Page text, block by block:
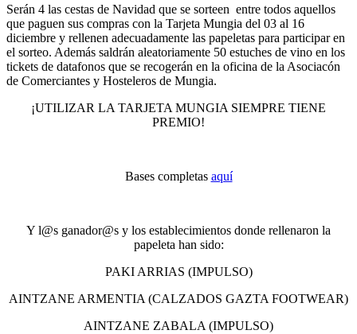
Serán 4 las cestas de Navidad que se sorteen entre todos aquellos
que paguen sus compras con la Tarjeta Mungia del 03 al 16
diciembre y rellenen adecuadamente las papeletas para participar en
el sorteo. Además saldrán aleatoriamente 50 estuches de vino en los
tickets de datafonos que se recogerán en la oficina de la Asociacón
de Comerciantes y Hosteleros de Mungia.
¡UTILIZAR LA TARJETA MUNGIA SIEMPRE TIENE
PREMIO!
Bases completas aquí
Y l@s ganador@s y los establecimientos donde rellenaron la
papeleta han sido:
PAKI ARRIAS (IMPULSO)
AINTZANE ARMENTIA (CALZADOS GAZTA FOOTWEAR)
AINTZANE ZABALA (IMPULSO)